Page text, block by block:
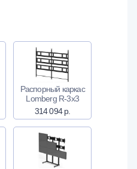
Распорный каркас
Lomberg R-3х3
314 094 р.